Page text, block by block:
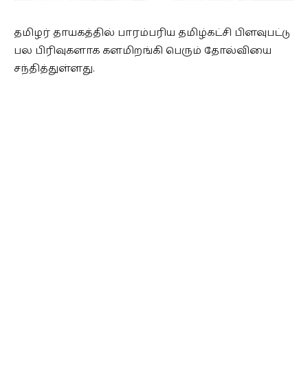
தமிழர் தாயகத்தில் பாரம்பரிய தமிழ்கட்சி பிளவுபட்டு
பல பிரிவுகளாக களமிறங்கி பெரும் தோல்வியை
சந்தித்துள்ளது.